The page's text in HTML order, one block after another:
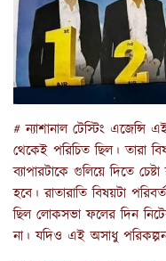
# ন্যাশানাল টেস্টিং এজেন্সি
থেকেই পরিচিত ছিল। তারা
ব্যাপারটাকে গুলিয়ে দিতে
হবে। রাতারাতি বিষয়টা
ছিল লোকসভা ফলের দিন
না। যদিও এই অসাধু